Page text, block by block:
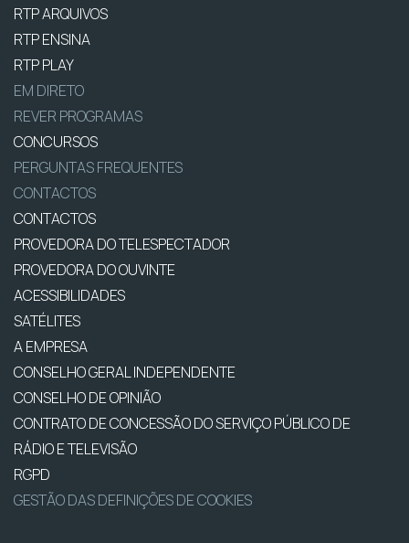
RTP ARQUIVOS
RTP ENSINA
RTP PLAY
EM DIRETO
REVER PROGRAMAS
CONCURSOS
PERGUNTAS FREQUENTES
CONTACTOS
CONTACTOS
PROVEDORA DO TELESPECTADOR
PROVEDORA DO OUVINTE
ACESSIBILIDADES
SATÉLITES
A EMPRESA
CONSELHO GERAL INDEPENDENTE
CONSELHO DE OPINIÃO
CONTRATO DE CONCESSÃO DO SERVIÇO PÚBLICO DE
RÁDIO E TELEVISÃO
RGPD
GESTÃO DAS DEFINIÇÕES DE COOKIES